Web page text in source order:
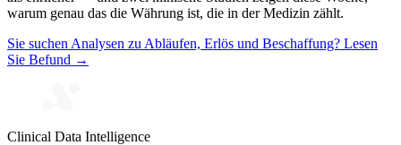
warum genau das die Währung ist, die in der Medizin zählt.
Sie suchen Analysen zu Abläufen, Erlös und Beschaffung? Lesen
Sie Befund →
Clinical Data Intelligence